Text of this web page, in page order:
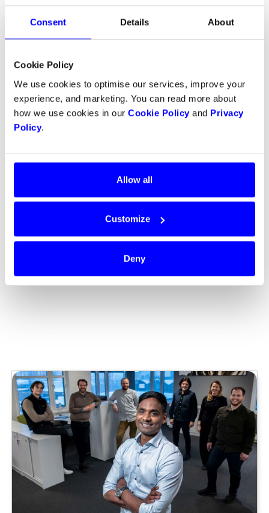
Consent Details About
Cookie Policy
We use cookies to optimise our services, improve your
experience, and marketing. You can read more about
how we use cookies in our Cookie Policy and Privacy
Policy.
Allow all
Customize
Deny
For mer informasjon, kontakt oss på
careers@dintero.com
Andre nyhetsartikler om oss:
Shifter: